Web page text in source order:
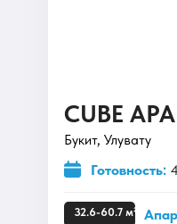
CUBE
Букит, Улувату
Готовность:
32.6-60.7 м²